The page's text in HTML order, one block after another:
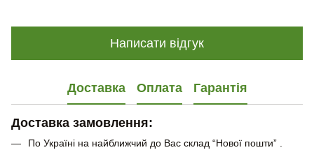
Написати відгук
Доставка Оплата Гарантія
Доставка замовлення:
По Україні на найближчий до Вас склад “Нової пошти” .